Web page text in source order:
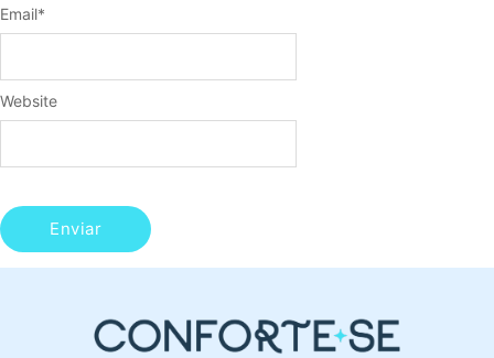
Email*
Website